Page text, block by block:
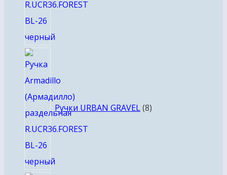
Ручки URBAN GRAVEL 8